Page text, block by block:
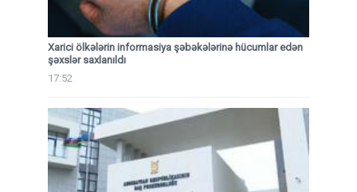
Xarici ölkələrin informasiya şəbəkələrinə hücumlar edən
şəxslər saxlanıldı
17:52